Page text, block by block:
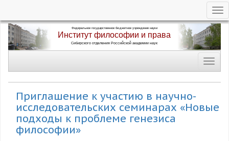
Перейти
Приглашение к участию в научно-
исследовательских семинарах «Новые
подходы к проблеме генезиса
философии»